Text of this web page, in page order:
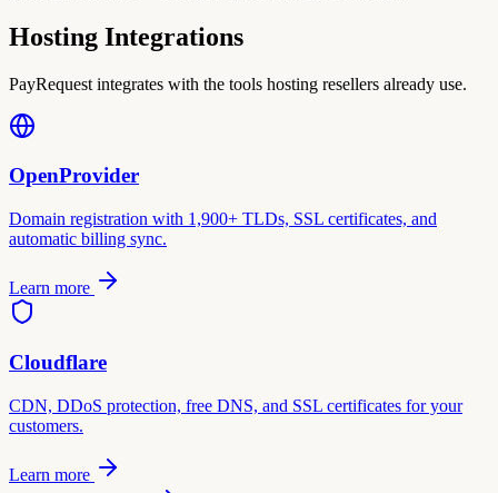
Hosting Integrations
PayRequest integrates with the tools hosting resellers already use.
OpenProvider
Domain registration with 1,900+ TLDs, SSL certificates, and
automatic billing sync.
Learn more
Cloudflare
CDN, DDoS protection, free DNS, and SSL certificates for your
customers.
Learn more